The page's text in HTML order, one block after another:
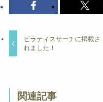
ピラティスサーチに掲載さ
れました！
関連記事